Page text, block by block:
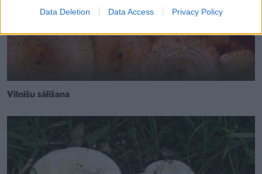
Data Deletion Data Access Privacy Policy
Vilnīšu sālīšana